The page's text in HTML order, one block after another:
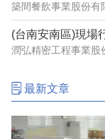
築間餐飲事業股份有
(台南安南區)現場
潤弘精密工程事業股
最新文章